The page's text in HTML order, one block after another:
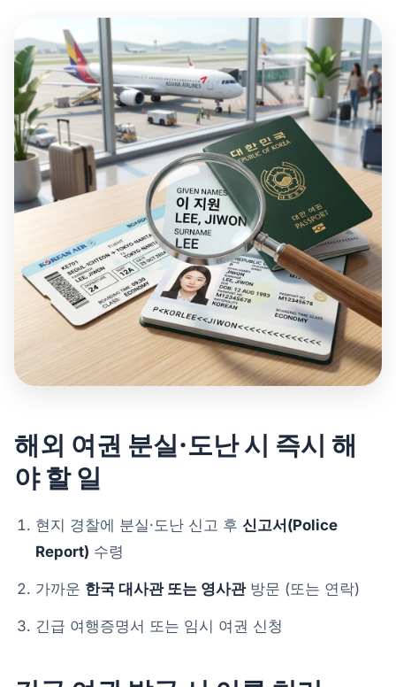
해외 여권 분실·도난 시 즉시 해
야 할 일
현지 경찰에 분실·도난 신고 후 신고서(Police
Report) 수령
가까운 한국 대사관 또는 영사관방문 (또는 연락)
긴급 여행증명서 또는 임시 여권 신청